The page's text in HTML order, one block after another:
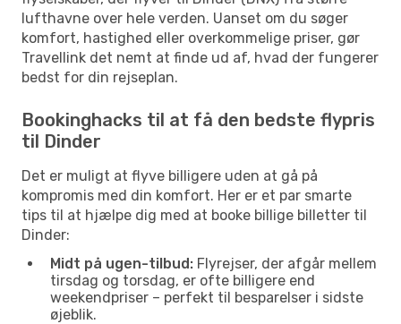
lufthavne over hele verden. Uanset om du søger
komfort, hastighed eller overkommelige priser, gør
Travellink det nemt at finde ud af, hvad der fungerer
bedst for din rejseplan.
Bookinghacks til at få den bedste flypris
til Dinder
Det er muligt at flyve billigere uden at gå på
kompromis med din komfort. Her er et par smarte
tips til at hjælpe dig med at booke billige billetter til
Dinder:
Midt på ugen-tilbud: Flyrejser, der afgår mellem
tirsdag og torsdag, er ofte billigere end
weekendpriser – perfekt til besparelser i sidste
øjeblik.